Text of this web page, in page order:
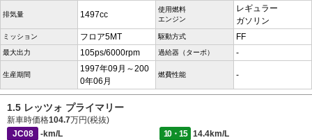
排気量 1497cc
使用燃料
エンジン
レギュラー
ガソリン
ミッション フロア5MT 駆動方式 FF
最大出力 105ps/6000rpm 過給器（ターボ） -
生産期間
1997年09月～200
0年06月
燃費性能 -
1.5 レッツォ プライマリー
新車時価格104.7万円(税抜)
JC08
-km/L 10・15
14.4km/L